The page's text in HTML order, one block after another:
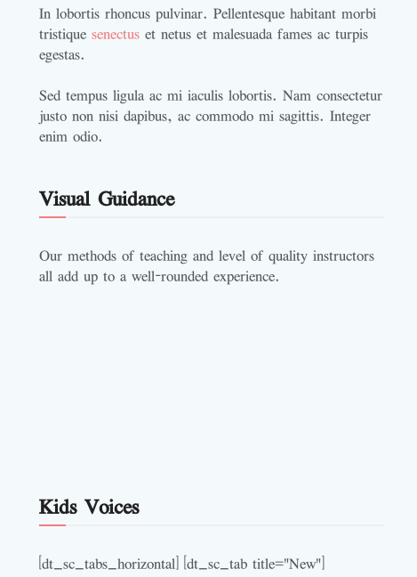
In lobortis rhoncus pulvinar. Pellentesque habitant morbi
tristique senectuset netus et malesuada fames ac turpis
egestas.
Sed tempus ligula ac mi iaculis lobortis. Nam consectetur
justo non nisi dapibus, ac commodo mi sagittis. Integer
enim odio.
Visual Guidance
Our methods of teaching and level of quality instructors
all add up to a well-rounded experience.
Kids Voices
[dt_sc_tabs_horizontal] [dt_sc_tab title="New"]